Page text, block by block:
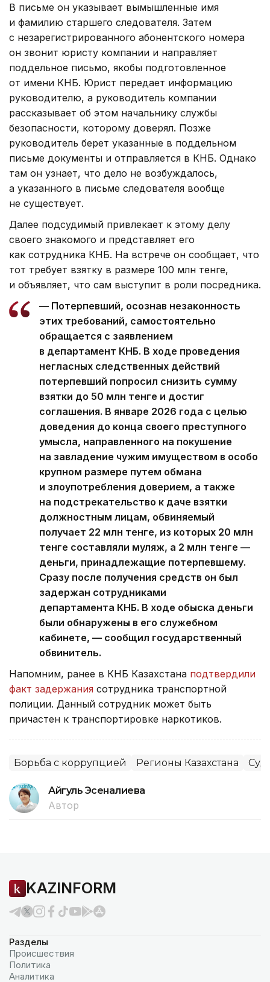
В письме он указывает вымышленные имя
и фамилию старшего следователя. Затем
с незарегистрированного абонентского номера
он звонит юристу компании и направляет
поддельное письмо, якобы подготовленное
от имени КНБ. Юрист передает информацию
руководителю, а руководитель компании
рассказывает об этом начальнику службы
безопасности, которому доверял. Позже
руководитель берет указанные в поддельном
письме документы и отправляется в КНБ. Однако
там он узнает, что дело не возбуждалось,
а указанного в письме следователя вообще
не существует.
Далее подсудимый привлекает к этому делу
своего знакомого и представляет его
как сотрудника КНБ. На встрече он сообщает, что
тот требует взятку в размере 100 млн тенге,
и объявляет, что сам выступит в роли посредника.
— Потерпевший, осознав незаконность
этих требований, самостоятельно
обращается с заявлением
в департамент КНБ. В ходе проведения
негласных следственных действий
потерпевший попросил снизить сумму
взятки до 50 млн тенге и достиг
соглашения. В январе 2026 года с целью
доведения до конца своего преступного
умысла, направленного на покушение
на завладение чужим имуществом в особо
крупном размере путем обмана
и злоупотребления доверием, а также
на подстрекательство к даче взятки
должностным лицам, обвиняемый
получает 22 млн тенге, из которых 20 млн
тенге составляли муляж, а 2 млн тенге —
деньги, принадлежащие потерпевшему.
Сразу после получения средств он был
задержан сотрудниками
департамента КНБ. В ходе обыска деньги
были обнаружены в его служебном
кабинете, — сообщил государственный
обвинитель.
Напомним, ранее в КНБ Казахстана подтвердили
факт задержания сотрудника транспортной
полиции. Данный сотрудник может быть
причастен к транспортировке наркотиков.
Борьба с коррупцией Регионы Казахстана
Айгуль Эсеналиева
Автор
KAZINFORM
Разделы
Происшествия
Политика
Аналитика